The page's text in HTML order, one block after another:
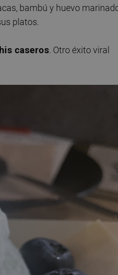
bambú y huevo
platos.
caseros. Otro éxito viral